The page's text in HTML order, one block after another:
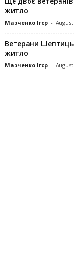
житло
Марченко Ігор - August
Ветерани
житло
Марченко Ігор - August